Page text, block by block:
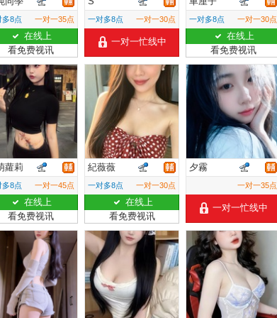
多8点 一对一35点
在线上
看免费视讯
一对多8点 一对一30点
一对一忙线中
一对多8点 一对一30点
在线上
看免费视讯
蘿莉
多8点 一对一45点
在线上
看免费视讯
紀薇薇
一对多8点 一对一30点
在线上
看免费视讯
夕霧
一对一35点
一对一忙线中